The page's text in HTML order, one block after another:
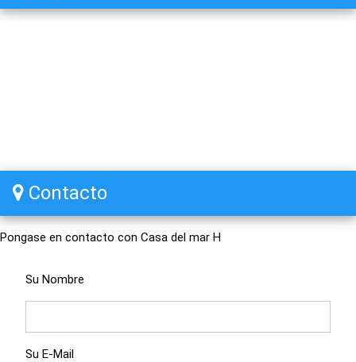
Contacto
Pongase en contacto con Casa del mar H
Su Nombre
Su E-Mail